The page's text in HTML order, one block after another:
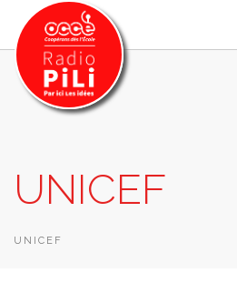
GRILLE DES PROGRAMMES
EMISSIONS / PODCASTS
UNICEF
UNICEF